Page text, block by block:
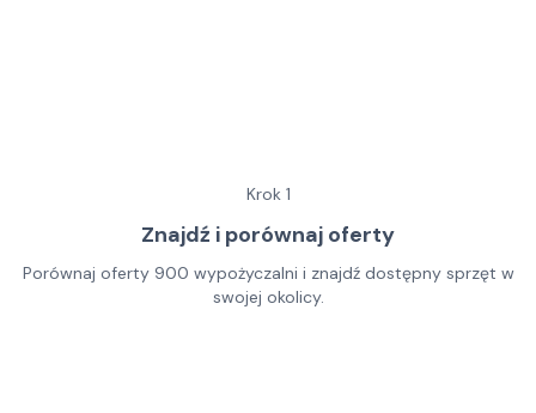
Krok 1
Znajdź i porównaj oferty
Porównaj oferty 900 wypożyczalni i znajdź dostępny sprzęt w
swojej okolicy.